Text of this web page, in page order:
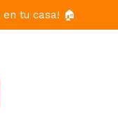
tu casa! 🏠